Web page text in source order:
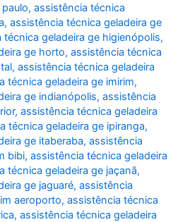
,assistência técnica
,assistência técnica geladeira ge
técnica geladeira ge higienópolis,
ge horto,assistência técnica
,assistência técnica geladeira
técnica geladeira ge imirim,
ge indianópolis,assistência
,assistência técnica geladeira
técnica geladeira ge ipiranga,
ge itaberaba,assistência
bibi,assistência técnica geladeira
técnica geladeira ge jaçanã,
ge jaguaré,assistência
aeroporto,assistência técnica
,assistência técnica geladeira